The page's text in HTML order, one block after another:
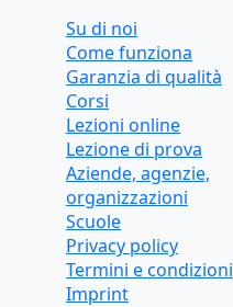
Su di noi
Come funziona
Garanzia di qualità
Corsi
Lezioni online
Lezione di prova
Aziende, agenzie,
organizzazioni
Scuole
Privacy policy
Termini e condizioni
Imprint